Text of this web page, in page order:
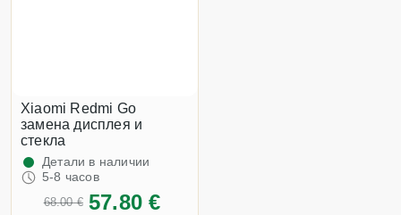
Xiaomi Redmi Go
замена дисплея и
стекла
Детали в наличии
5-8 часов
68.00 € 57.80 €